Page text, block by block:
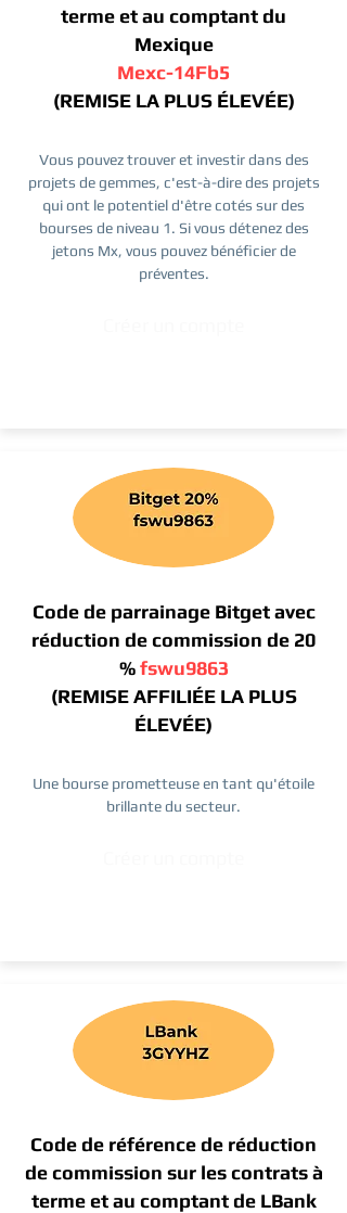
terme et au comptant du
Mexique
Mexc-14Fb5
(REMISE LA PLUS ÉLEVÉE)
Vous pouvez trouver et investir dans des
projets de gemmes, c'est-à-dire des projets
qui ont le potentiel d'être cotés sur des
bourses de niveau 1. Si vous détenez des
jetons Mx, vous pouvez bénéficier de
préventes.
Code de parrainage Bitget avec
réduction de commission de 20
%fswu9863
(REMISE AFFILIÉE LA PLUS
ÉLEVÉE)
Une bourse prometteuse en tant qu'étoile
brillante du secteur.
Code de référence de réduction
de commission sur les contrats à
terme et au comptant de LBank